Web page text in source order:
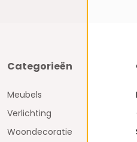
Categorieën
Meubels
Verlichting
Woondecoratie